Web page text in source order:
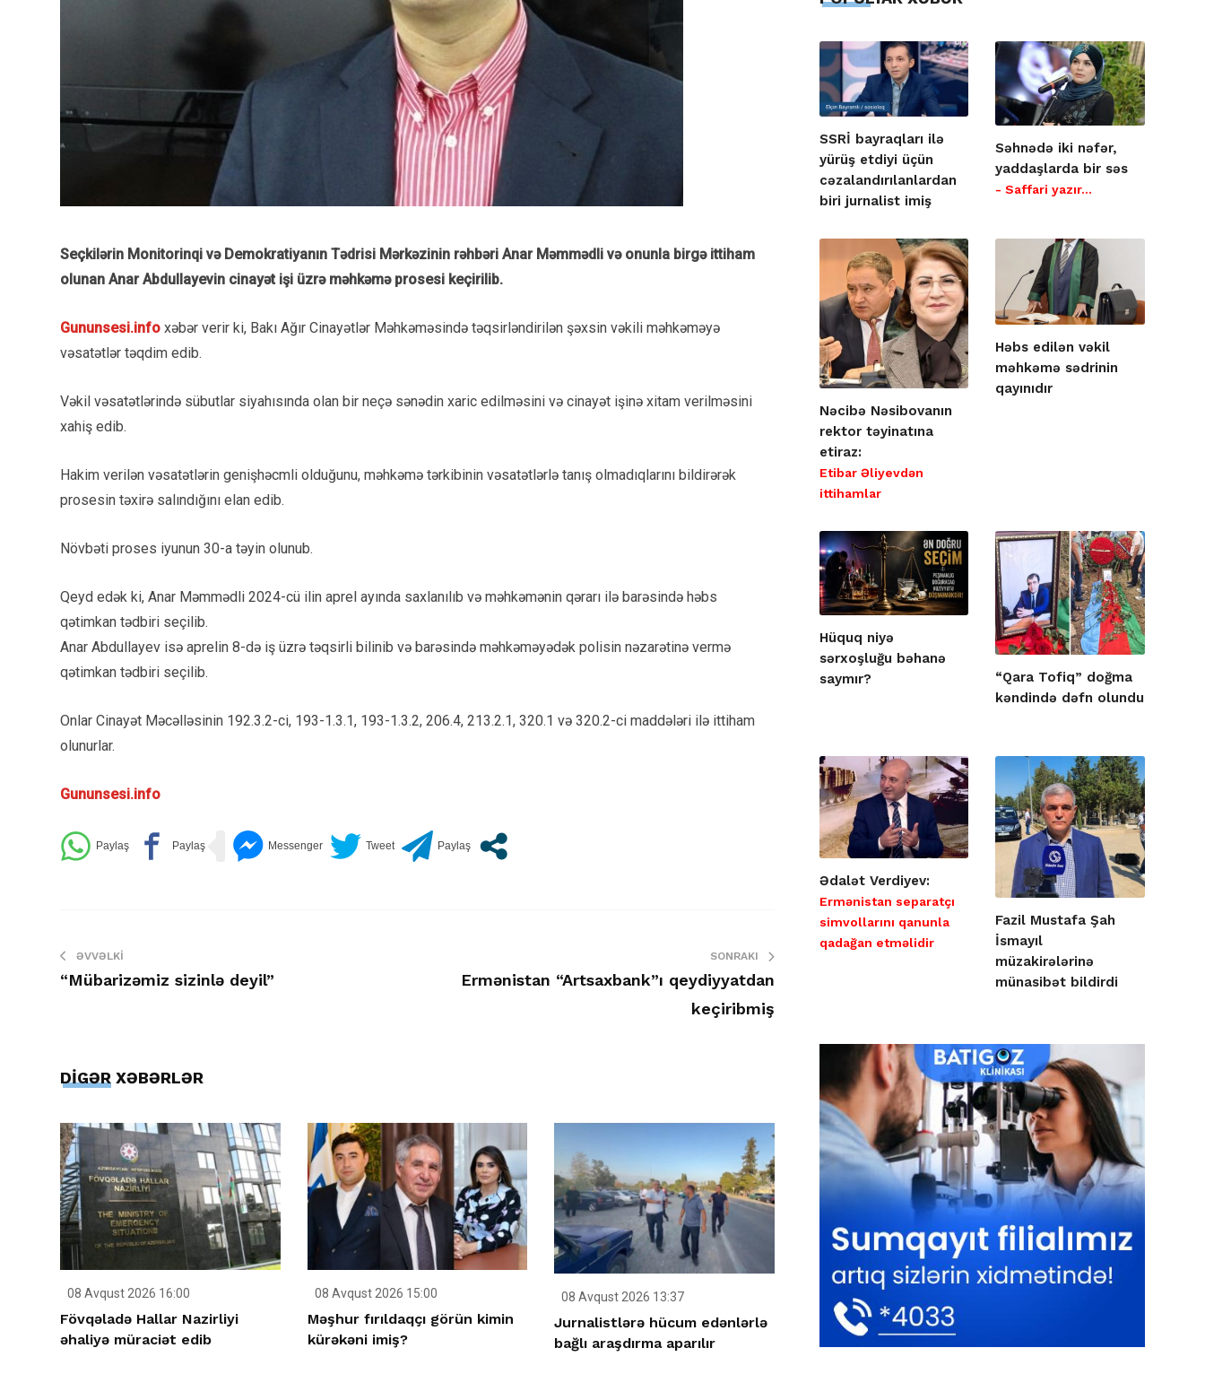
Seçkilərin Monitorinqi və Demokratiyanın Tədrisi Mərkəzinin rəhbəri Anar Məmmədli və onunla birgə ittiham
olunan Anar Abdullayevin cinayət işi üzrə məhkəmə prosesi keçirilib.
Gununsesi.info xəbər verir ki, Bakı Ağır Cinayətlər Məhkəməsində təqsirləndirilən şəxsin vəkili məhkəməyə
vəsatətlər təqdim edib.
Vəkil vəsatətlərində sübutlar siyahısında olan bir neçə sənədin xaric edilməsini və cinayət işinə xitam verilməsini
xahiş edib.
Hakim verilən vəsatətlərin genişhəcmli olduğunu, məhkəmə tərkibinin vəsatətlərlə tanış olmadıqlarını bildirərək
prosesin təxirə salındığını elan edib.
Növbəti proses iyunun 30-a təyin olunub.
Qeyd edək ki, Anar Məmmədli 2024-cü ilin aprel ayında saxlanılıb və məhkəmənin qərarı ilə barəsində həbs
qətimkan tədbiri seçilib.
Anar Abdullayev isə aprelin 8-də iş üzrə təqsirli bilinib və barəsində məhkəməyədək polisin nəzarətinə vermə
qətimkan tədbiri seçilib.
Onlar Cinayət Məcəlləsinin 192.3.2-ci, 193-1.3.1, 193-1.3.2, 206.4, 213.2.1, 320.1 və 320.2-ci maddələri ilə ittiham
olunurlar.
Gununsesi.info
ƏVVƏLKI
“Mübarizəmiz sizinlə deyil”
SONRAKI
Ermənistan “Artsaxbank”ı qeydiyyatdan
keçiribmiş
DİGƏR XƏBƏRLƏR
08 Avqust 2026 16:00
Fövqəladə Hallar Nazirliyi
əhaliyə müraciət edib
08 Avqust 2026 15:00
Məşhur fırıldaqçı görün kimin
kürəkəni imiş?
08 Avqust 2026 13:37
Jurnalistlərə hücum edənlərlə
bağlı araşdırma aparılır
SSRİ bayraqları ilə
yürüş etdiyi üçün
cəzalandırılanlardan
biri jurnalist imiş
Səhnədə iki nəfər,
yaddaşlarda bir səs
- Saffari yazır…
Nəcibə Nəsibovanın
rektor təyinatına
etiraz:
Etibar Əliyevdən
ittihamlar
Həbs edilən vəkil
məhkəmə sədrinin
qayınıdır
Hüquq niyə
sərxoşluğu bəhanə
saymır?
“Qara Tofiq” doğma
kəndində dəfn olundu
Ədalət Verdiyev:
Ermənistan separatçı
simvollarını qanunla
qadağan etməlidir
Fazil Mustafa Şah
İsmayıl
müzakirələrinə
münasibət bildirdi